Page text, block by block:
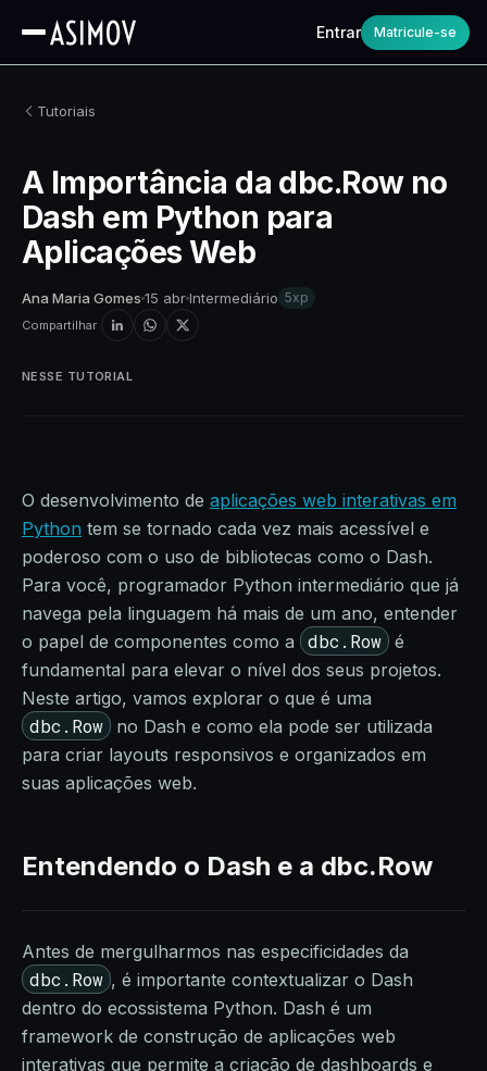
Entrar Matricule-se
Tutoriais
A Importância da dbc.Row no
Dash em Python para
Aplicações Web
Ana Maria Gomes 15 abrIntermediário 5xp
Compartilhar
O desenvolvimento de aplicações web interativas em
Python tem se tornado cada vez mais acessível e
poderoso com o uso de bibliotecas como o Dash.
Para você, programador Python intermediário que já
navega pela linguagem há mais de um ano, entender
o papel de componentes como a
dbc.Row é
fundamental para elevar o nível dos seus projetos.
Neste artigo, vamos explorar o que é uma
dbc.Row
no Dash e como ela pode ser utilizada
para criar layouts responsivos e organizados em
suas aplicações web.
Entendendo o Dash e a dbc.Row
Antes de mergulharmos nas especificidades da
dbc.Row , é importante contextualizar o Dash
dentro do ecossistema Python. Dash é um
framework de construção de aplicações web
interativas que permite a criação de dashboards e
NESSE TUTORIAL